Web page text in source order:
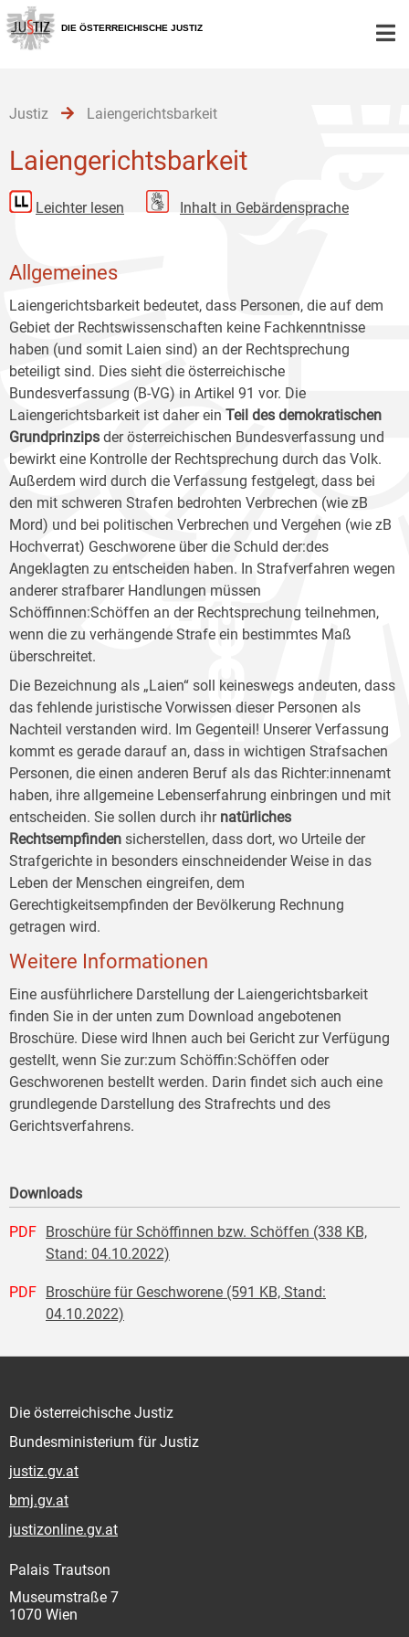
Zur
Hauptnavigation
[1]
Zum
Inhalt
[2]
Zum
Untermenü
[3]
DIE ÖSTERREICHISCHE JUSTIZ
Justiz Laiengerichtsbarkeit
Laiengerichtsbarkeit
Leichter lesen Inhalt in Gebärdensprache
Allgemeines
Laiengerichtsbarkeit bedeutet, dass Personen, die auf dem
Gebiet der Rechtswissenschaften keine Fachkenntnisse
haben (und somit Laien sind) an der Rechtsprechung
beteiligt sind. Dies sieht die österreichische
Bundesverfassung (B-VG) in Artikel 91 vor. Die
Laiengerichtsbarkeit ist daher ein Teil des demokratischen
Grundprinzips der österreichischen Bundesverfassung und
bewirkt eine Kontrolle der Rechtsprechung durch das Volk.
Außerdem wird durch die Verfassung festgelegt, dass bei
den mit schweren Strafen bedrohten Verbrechen (wie zB
Mord) und bei politischen Verbrechen und Vergehen (wie zB
Hochverrat) Geschworene über die Schuld der:des
Angeklagten zu entscheiden haben. In Strafverfahren wegen
anderer strafbarer Handlungen müssen
Schöffinnen:Schöffen an der Rechtsprechung teilnehmen,
wenn die zu verhängende Strafe ein bestimmtes Maß
überschreitet.
Die Bezeichnung als „Laien“ soll keineswegs andeuten, dass
das fehlende juristische Vorwissen dieser Personen als
Nachteil verstanden wird. Im Gegenteil! Unserer Verfassung
kommt es gerade darauf an, dass in wichtigen Strafsachen
Personen, die einen anderen Beruf als das Richter:innenamt
haben, ihre allgemeine Lebenserfahrung einbringen und mit
entscheiden. Sie sollen durch ihr natürliches
Rechtsempfinden sicherstellen, dass dort, wo Urteile der
Strafgerichte in besonders einschneidender Weise in das
Leben der Menschen eingreifen, dem
Gerechtigkeitsempfinden der Bevölkerung Rechnung
getragen wird.
Weitere Informationen
Eine ausführlichere Darstellung der Laiengerichtsbarkeit
finden Sie in der unten zum Download angebotenen
Broschüre. Diese wird Ihnen auch bei Gericht zur Verfügung
gestellt, wenn Sie zur:zum Schöffin:Schöffen oder
Geschworenen bestellt werden. Darin findet sich auch eine
grundlegende Darstellung des Strafrechts und des
Gerichtsverfahrens.
Downloads
PDF Broschüre für Schöffinnen bzw. Schöffen (338 KB,
Stand: 04.10.2022)
PDF Broschüre für Geschworene (591 KB, Stand:
04.10.2022)
Die österreichische Justiz
Bundesministerium für Justiz
justiz.gv.at
bmj.gv.at
justizonline.gv.at
Palais Trautson
Museumstraße 7
1070 Wien